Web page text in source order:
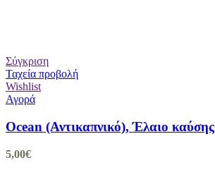
Σύγκριση
Ταχεία προβολή
Wishlist
Αγορά
Ocean (Αντικαπνικό), Έλαιο καύσης
5,00€